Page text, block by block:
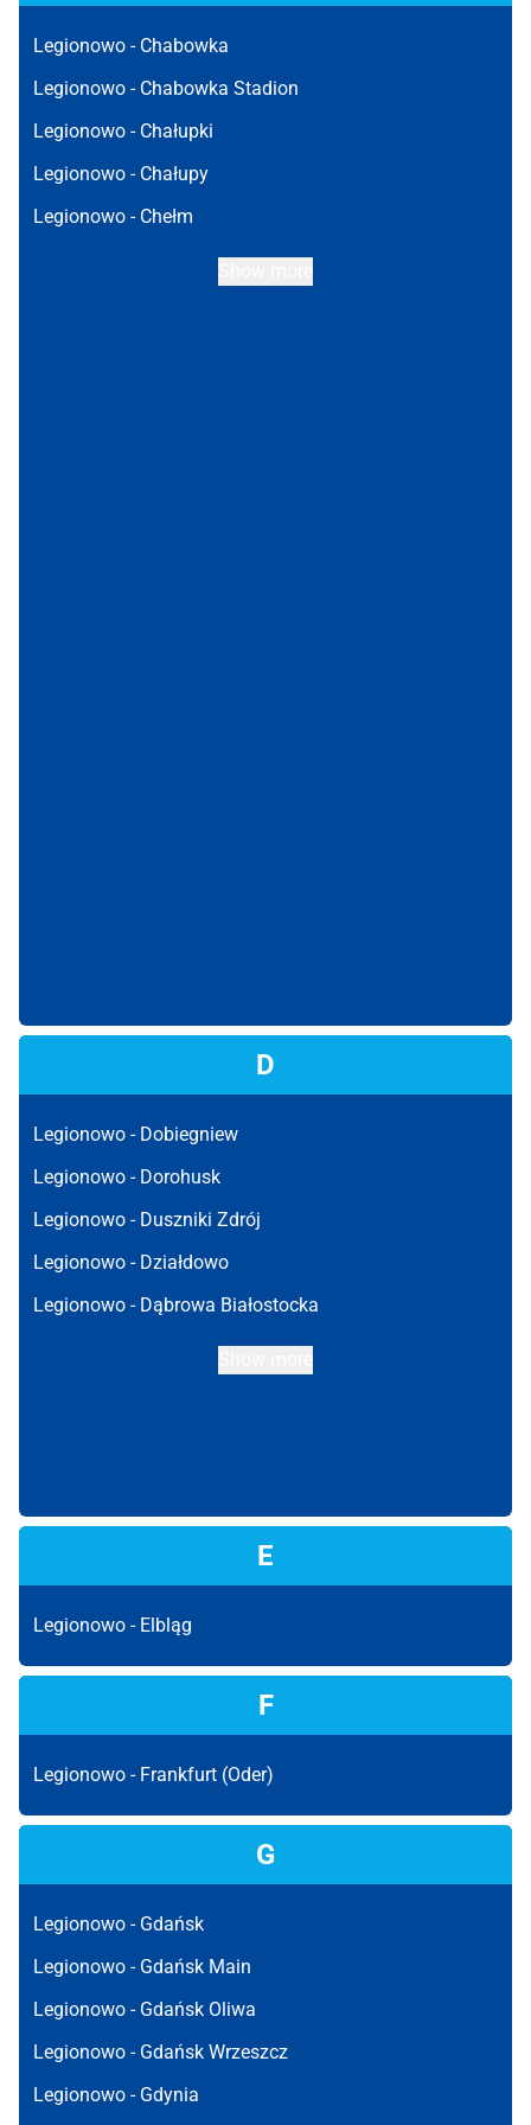
Legionowo - Chabowka
Legionowo - Chabowka Stadion
Legionowo - Chałupki
Legionowo - Chałupy
Legionowo - Chełm
D
Legionowo - Dobiegniew
Legionowo - Dorohusk
Legionowo - Duszniki Zdrój
Legionowo - Działdowo
Legionowo - Dąbrowa Białostocka
E
Legionowo - Elbląg
F
Legionowo - Frankfurt (Oder)
G
Legionowo - Gdańsk
Legionowo - Gdańsk Main
Legionowo - Gdańsk Oliwa
Legionowo - Gdańsk Wrzeszcz
Legionowo - Gdynia